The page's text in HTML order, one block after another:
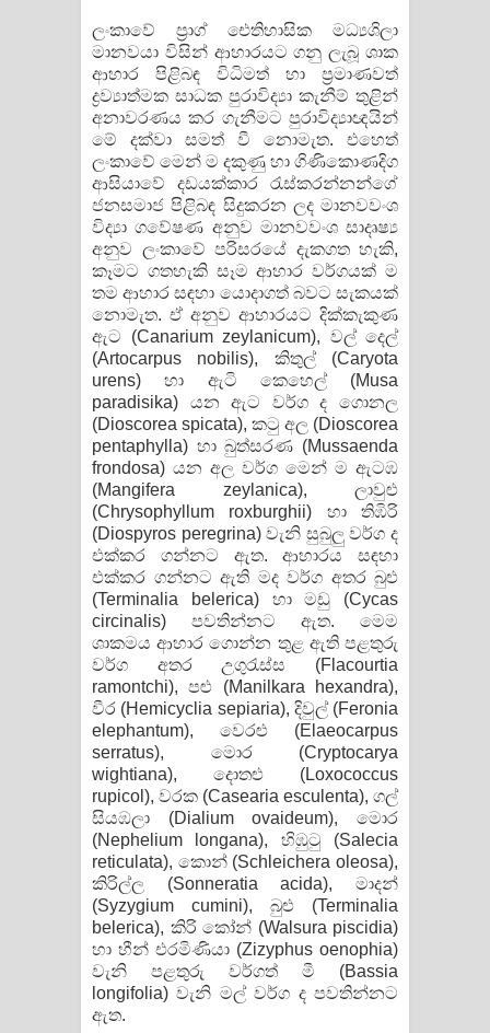
ලංකාවේ ප‍්‍රාග් ඓතිහාසික මධ්‍යශිලා
මානවයා විසින් ආහාරයට ගනු ලැබූ ශාක
ආහාර පිළිබඳ විධිමත් හා ප‍්‍රමාණවත්
ද්‍රව්‍යාත්මක සාධක පුරාවිද්‍යා කැනීම් තුළින්
අනාවරණය කර ගැනීමට පුරාවිද්‍යාඥයින්
මේ දක්වා සමත් වී නොමැත. එහෙත්
ලංකාවේ මෙන් ම දකුණු හා ගිණිකොණදිග
ආසියාවේ දඩයක්කාර රැස්කරන්නන්ගේ
ජනසමාජ පිළිබඳ සිදුකරන ලද මානවවංශ
විද්‍යා ගවේෂණ අනුව මානවවංශ සාදෘෂ්‍ය
අනුව ලංකාවේ පරිසරයේ දැකගත හැකි,
කෑමට ගතහැකි සෑම ආහාර වර්ගයක් ම
තම ආහාර සඳහා යොදාගත් බවට සැකයක්
නොමැත. ඒ අනුව ආහාරයට දික්කැකුණ
ඇට (Canarium zeylanicum), වල් දෙල්
(Artocarpus nobilis), කිතුල් (Caryota
urens) හා ඇටි කෙහෙල් (Musa
paradisika) යන ඇට වර්ග ද ගොනල
(Dioscorea spicata), කටු අල (Dioscorea
pentaphylla) හා බුත්සරණ (Mussaenda
frondosa) යන අල වර්ග මෙන් ම ඇටඹ
(Mangifera zeylanica), ලාවුළු
(Chrysophyllum roxburghii) හා තිඹිරි
(Diospyros peregrina) වැනි සුබුලු වර්ග ද
එක්කර ගන්නට ඇත. ආහාරය සඳහා
එක්කර ගන්නට ඇති මද වර්ග අතර බුළු
(Terminalia belerica) හා මඩු (Cycas
circinalis) පවතින්නට ඇත. මෙම
ශාකමය ආහාර ගොන්න තුළ ඇති පළතුරු
වර්ග අතර උගුරැස්ස (Flacourtia
ramontchi), පළු (Manilkara hexandra),
වීර (Hemicyclia sepiaria), දිවුල් (Feronia
elephantum), වෙරළු (Elaeocarpus
serratus), මොර (Cryptocarya
wightiana), දොතළු (Loxococcus
rupicol), වරක (Casearia esculenta), ගල්
සියඹලා (Dialium ovaideum), මොර
(Nephelium longana), හිඹුටු (Salecia
reticulata), කොන් (Schleichera oleosa),
කිරිල්ල (Sonneratia acida), මාදන්
(Syzygium cumini), බුළු (Terminalia
belerica), කිරි කෝන් (Walsura piscidia)
හා හීන් එරමිණියා (Zizyphus oenophia)
වැනි පළතුරු වර්ගත් මී (Bassia
longifolia) වැනි මල් වර්ග ද පවතින්නට
ඇත.